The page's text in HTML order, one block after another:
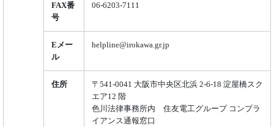
FAX番
号
06-6203-7111
Eメー
ル
helpline@irokawa.gr.jp
住所
〒541-0041 大阪市中央区北浜 2-6-18 淀屋橋スク
エア12 階
色川法律事務所内 住友電工グループ コンプラ
イアンス通報窓口